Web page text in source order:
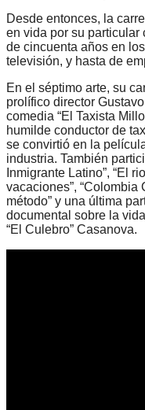
Desde entonces, la
en vida por su particular
de cincuenta años en
televisión, y hasta de
En el séptimo arte, su
prolífico director
comedia “El Taxista
humilde conductor de
se convirtió en la
industria. También
Inmigrante Latino”, “El
vacaciones”, “Colombia
método” y una última
documental sobre la
“El Culebro” Casanova.